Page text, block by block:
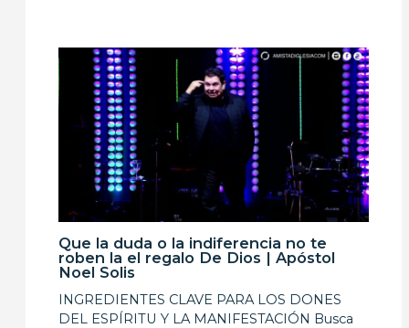
Que la duda o la indiferencia no te
roben la el regalo De Dios | Apóstol
Noel Solis
INGREDIENTES CLAVE PARA LOS DONES
DEL ESPÍRITU Y LA MANIFESTACIÓN Busca